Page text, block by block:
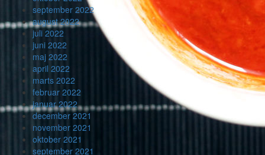
september 2022
august 2022
juli 2022
juni 2022
maj 2022
april 2022
marts 2022
februar 2022
januar 2022
december 2021
november 2021
oktober 2021
september 2021